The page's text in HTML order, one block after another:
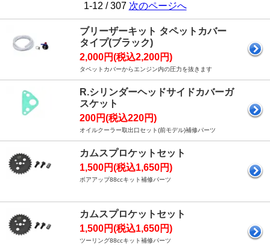
1-12 / 307 次のページへ
ブリーザーキット タペットカバー
タイプ(ブラック)
2,000円(税込2,200円)
タペットカバーからエンジン内の圧力を抜きます
R.シリンダーヘッドサイドカバーガ
スケット
200円(税込220円)
オイルクーラー取出口セット(前モデル)補修パーツ
カムスプロケットセット
1,500円(税込1,650円)
ボアアップ88ccキット補修パーツ
カムスプロケットセット
1,500円(税込1,650円)
ツーリング88ccキット補修パーツ